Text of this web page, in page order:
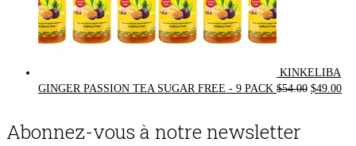
KINKELIBA
GINGER PASSION TEA SUGAR FREE - 9 PACK $54.00 Original
$49.00
Abonnez-vous à notre newsletter